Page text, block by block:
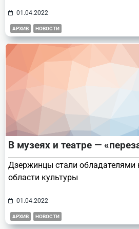
01.04.2022
АРХИВ НОВОСТИ
В музеях и театре —
Дзержинцы стали обладателями
области культуры
01.04.2022
АРХИВ НОВОСТИ